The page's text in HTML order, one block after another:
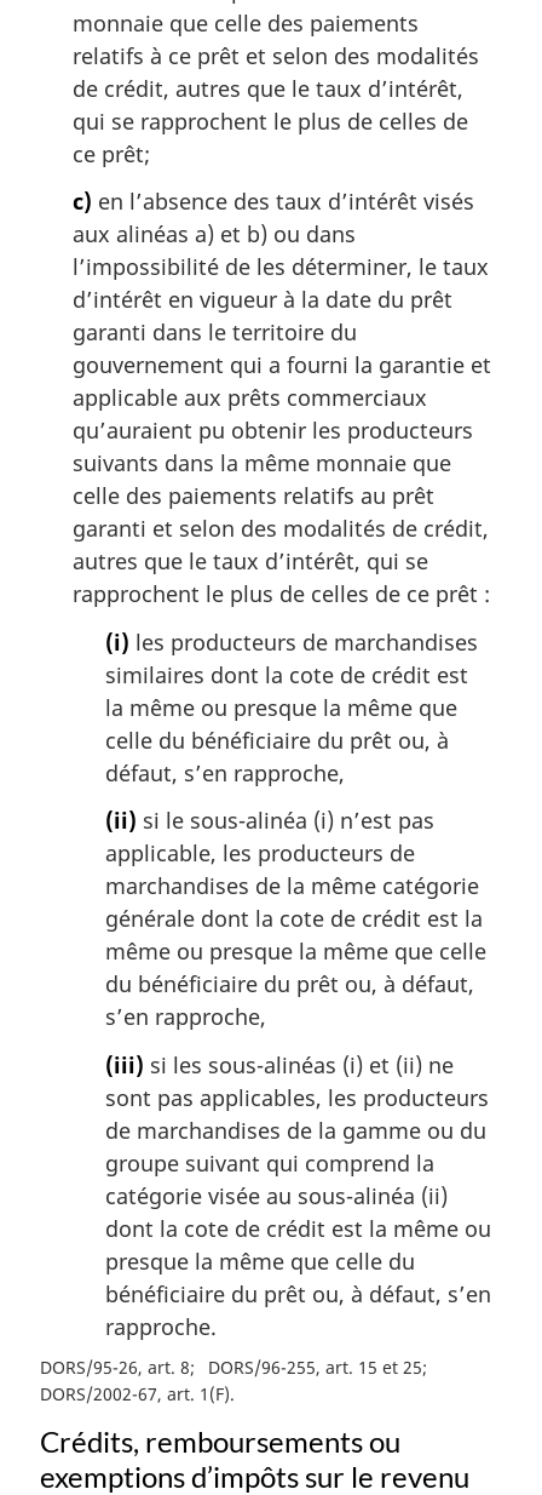
monnaie que celle des paiements
relatifs à ce prêt et selon des modalités
de crédit, autres que le taux d’intérêt,
qui se rapprochent le plus de celles de
ce prêt;
c) en l’absence des taux d’intérêt visés
aux alinéas a) et b) ou dans
l’impossibilité de les déterminer, le taux
d’intérêt en vigueur à la date du prêt
garanti dans le territoire du
gouvernement qui a fourni la garantie et
applicable aux prêts commerciaux
qu’auraient pu obtenir les producteurs
suivants dans la même monnaie que
celle des paiements relatifs au prêt
garanti et selon des modalités de crédit,
autres que le taux d’intérêt, qui se
rapprochent le plus de celles de ce prêt :
(i) les producteurs de marchandises
similaires dont la cote de crédit est
la même ou presque la même que
celle du bénéficiaire du prêt ou, à
défaut, s’en rapproche,
(ii) si le sous-alinéa (i) n’est pas
applicable, les producteurs de
marchandises de la même catégorie
générale dont la cote de crédit est la
même ou presque la même que celle
du bénéficiaire du prêt ou, à défaut,
s’en rapproche,
(iii) si les sous-alinéas (i) et (ii) ne
sont pas applicables, les producteurs
de marchandises de la gamme ou du
groupe suivant qui comprend la
catégorie visée au sous-alinéa (ii)
dont la cote de crédit est la même ou
presque la même que celle du
bénéficiaire du prêt ou, à défaut, s’en
rapproche.
DORS/95-26, art. 8
DORS/96-255, art. 15 et 25
DORS/2002-67, art. 1(F)
Crédits, remboursements ou
exemptions d’impôts sur le revenu